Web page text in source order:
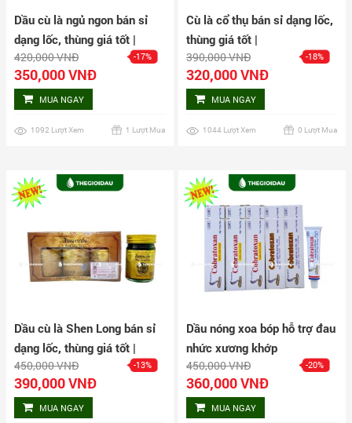
Dầu cù là ngủ ngon bán sỉ
dạng lốc, thùng giá tốt |
Dauthaoduoc.net
420,000 VNĐ -17%
350,000 VNĐ
MUA NGAY
1092 Lượt Xem 1 Lượt Mua
Cù là cổ thụ bán sỉ dạng lốc,
thùng giá tốt |
Dauthaoduoc.net
390,000 VNĐ -18%
320,000 VNĐ
MUA NGAY
1044 Lượt Xem 0 Lượt Mua
Dầu cù là Shen Long bán sỉ
dạng lốc, thùng giá tốt |
Dauthaoduoc.net
450,000 VNĐ -13%
390,000 VNĐ
MUA NGAY
Dầu nóng xoa bóp hỗ trợ đau
nhức xương khớp
Cobratoxan 20g bán sỉ dạng
lốc, thùng giá tốt |
Dauthaoduoc.net
450,000 VNĐ -20%
360,000 VNĐ
MUA NGAY